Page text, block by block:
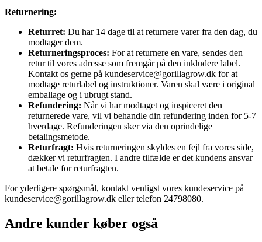
Returnering:
Returret: Du har 14 dage til at returnere varer fra den dag, du
modtager dem.
Returneringsproces: For at returnere en vare, sendes den
retur til vores adresse som fremgår på den inkludere label.
Kontakt os gerne på kundeservice@gorillagrow.dk for at
modtage returlabel og instruktioner. Varen skal være i original
emballage og i ubrugt stand.
Refundering: Når vi har modtaget og inspiceret den
returnerede vare, vil vi behandle din refundering inden for 5-7
hverdage. Refunderingen sker via den oprindelige
betalingsmetode.
Returfragt: Hvis returneringen skyldes en fejl fra vores side,
dækker vi returfragten. I andre tilfælde er det kundens ansvar
at betale for returfragten.
For yderligere spørgsmål, kontakt venligst vores kundeservice på
kundeservice@gorillagrow.dk eller telefon 24798080.
Andre kunder køber også